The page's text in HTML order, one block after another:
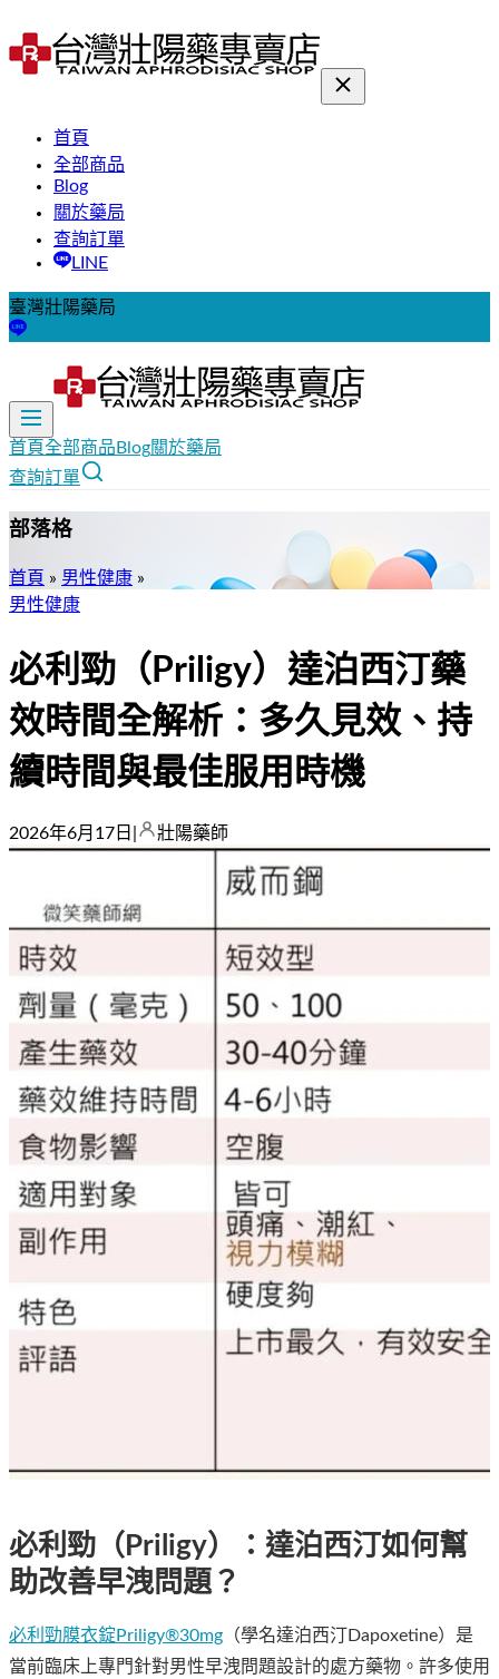
首頁
全部商品
Blog
關於藥局
查詢訂單
LINE
臺灣壯陽藥局
首頁全部商品 Blog關於藥局
查詢訂單
部落格
首頁 » 男性健康 »
男性健康
必利勁（Priligy）達泊西汀藥
效時間全解析：多久見效、持
續時間與最佳服用時機
2026年6月17日 壯陽藥師
必利勁（Priligy）：達泊西汀如何幫
助改善早洩問題？
必利勁膜衣錠Priligy®30mg （學名達泊西汀Dapoxetine）是
當前臨床上專門針對男性早洩問題設計的處方藥物。許多使用